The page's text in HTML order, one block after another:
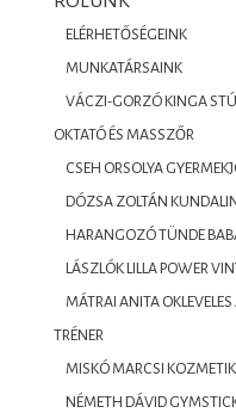
ELÉRHETŐSÉGEINK
MUNKATÁRSAINK
VÁCZI-GORZÓ KINGA
OKTATÓ ÉS MASSZŐR
CSEH ORSOLYA
DÓZSA ZOLTÁN
HARANGOZÓ TÜNDE
LÁSZLÓK LILLA POWER
MÁTRAI ANITA
TRÉNER
MISKÓ MARCSI
NÉMETH DÁVID